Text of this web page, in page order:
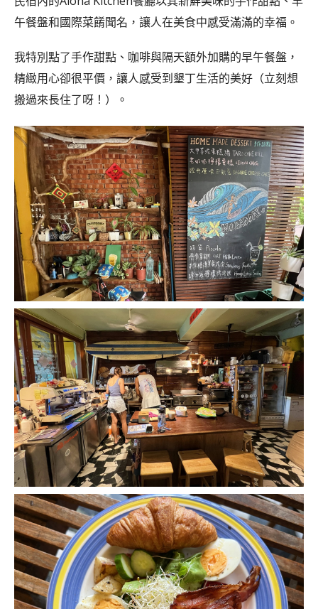
午餐盤和國際菜餚聞名，讓人在美食中感受滿滿的幸福。
我特別點了手作甜點、咖啡與隔天額外加購的早午餐盤，
精緻用心卻很平價，讓人感受到墾丁生活的美好（立刻想
搬過來長住了呀！）。